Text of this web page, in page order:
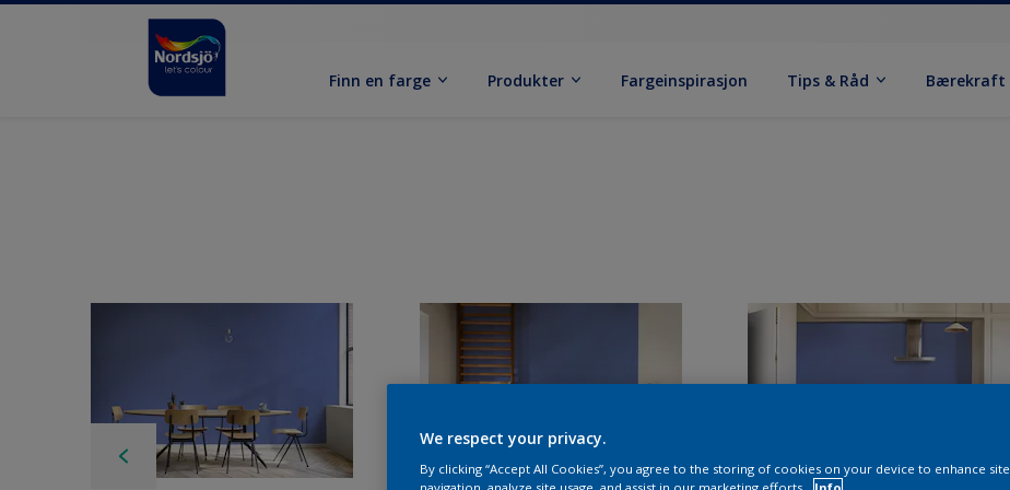
Finn en farge Produkter Fargeinspirasjon Tips & Råd Bærekraft
We respect your privacy.
By clicking “Accept All Cookies”, you agree to the storing of cookies on your device to enhance site